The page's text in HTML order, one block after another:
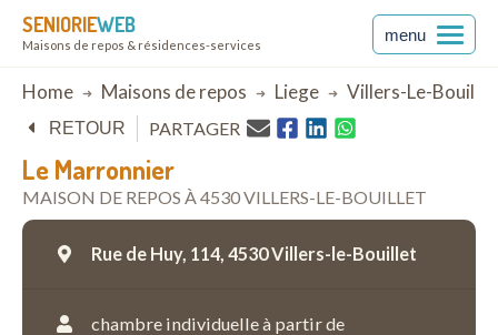
SENIORIEWEB
Maisons de repos & résidences-services
menu
Breadcrumb
Home Maisons de repos Liege Villers-Le-Bouillet
Le Marronnier
MAISON DE REPOS À 4530 VILLERS-LE-BOUILLET
RETOUR PARTAGER
Rue de Huy, 114, 4530 Villers-le-Bouillet
chambre individuelle à partir de